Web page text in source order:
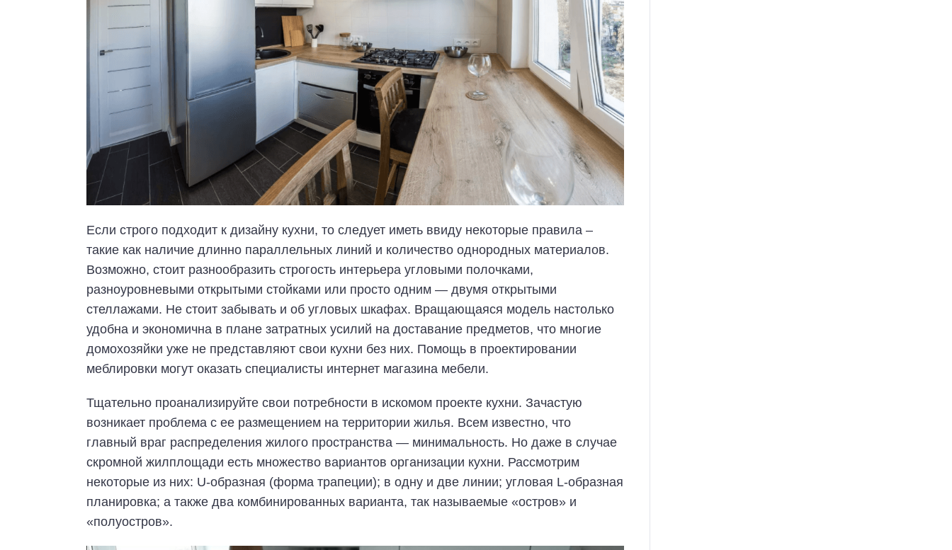
Если строго подходит к дизайну кухни, то следует иметь ввиду некоторые правила –
такие как наличие длинно параллельных линий и количество однородных материалов.
Возможно, стоит разнообразить строгость интерьера угловыми полочками,
разноуровневыми открытыми стойками или просто одним — двумя открытыми
стеллажами. Не стоит забывать и об угловых шкафах. Вращающаяся модель настолько
удобна и экономична в плане затратных усилий на доставание предметов, что многие
домохозяйки уже не представляют свои кухни без них. Помощь в проектировании
меблировки могут оказать специалисты интернет магазина мебели.
Тщательно проанализируйте свои потребности в искомом проекте кухни. Зачастую
возникает проблема с ее размещением на территории жилья. Всем известно, что
главный враг распределения жилого пространства — минимальность. Но даже в случае
скромной жилплощади есть множество вариантов организации кухни. Рассмотрим
некоторые из них: U-образная (форма трапеции); в одну и две линии; угловая L-образная
планировка; а также два комбинированных варианта, так называемые «остров» и
«полуостров».